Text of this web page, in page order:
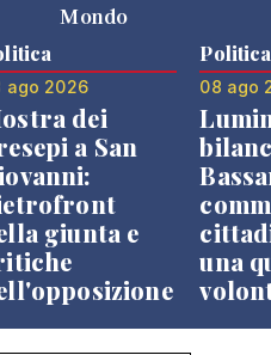
Mondo
ago 2026
dei
a San
giunta e
Politica
08 ago
una